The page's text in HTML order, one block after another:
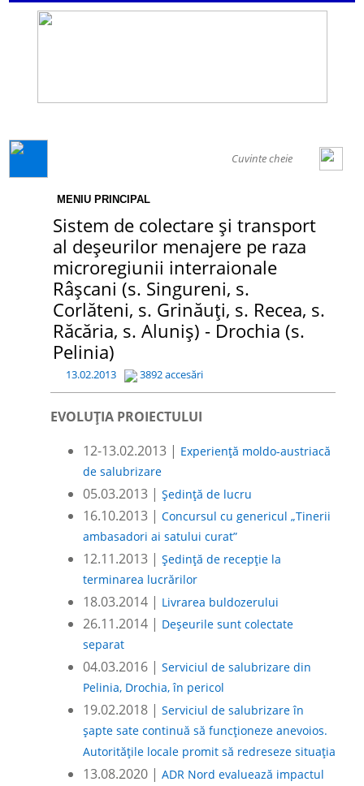
MENIU PRINCIPAL
Sistem de colectare și transport
al deșeurilor menajere pe raza
microregiunii interraionale
Râșcani (s. Singureni, s.
Corlăteni, s. Grinăuți, s. Recea, s.
Răcăria, s. Aluniș) - Drochia (s.
Pelinia)
13.02.2013 3892 accesări
EVOLUȚIA PROIECTULUI
12-13.02.2013 | Experiență moldo-austriacă
de salubrizare
05.03.2013 | Ședință de lucru
16.10.2013 | Concursul cu genericul „Tinerii
ambasadori ai satului curat”
12.11.2013 | Ședință de recepție la
terminarea lucrărilor
18.03.2014 | Livrarea buldozerului
26.11.2014 | Deșeurile sunt colectate
separat
04.03.2016 | Serviciul de salubrizare din
Pelinia, Drochia, în pericol
19.02.2018 | Serviciul de salubrizare în
șapte sate continuă să funcționeze anevoios.
Autoritățile locale promit să redreseze situația
13.08.2020 | ADR Nord evaluează impactul